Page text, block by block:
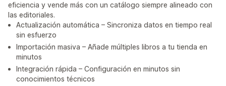
eficiencia y vende más con un catálogo siempre alineado con
las editoriales.
Actualización automática – Sincroniza datos en tiempo real
sin esfuerzo
Importación masiva – Añade múltiples libros a tu tienda en
minutos
Integración rápida – Configuración en minutos sin
conocimientos técnicos